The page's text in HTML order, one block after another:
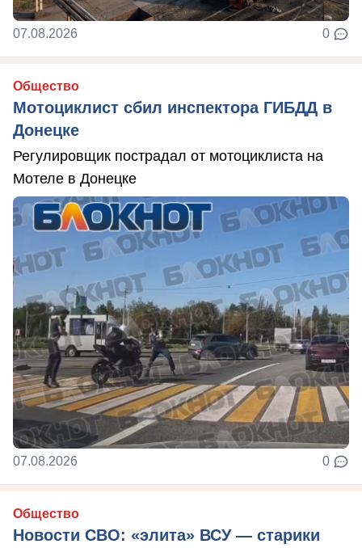
07.08.2026 0
Общество
Мотоциклист сбил инспектора ГИБДД в
Донецке
Регулировщик пострадал от мотоциклиста на
Мотеле в Донецке
07.08.2026 0
Общество
Новости СВО: «элита» ВСУ — старики